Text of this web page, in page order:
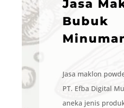
Jasa
Bubuk
Jasa maklon
PT. Efba Digital
aneka jenis